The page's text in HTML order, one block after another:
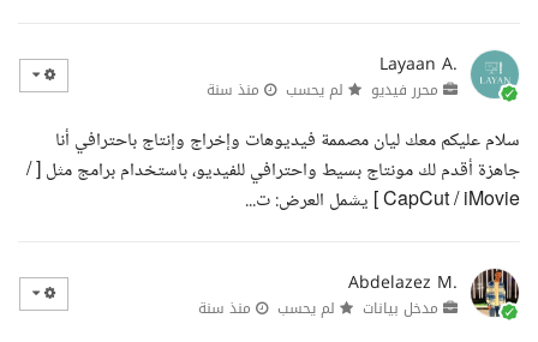
Layaan A.
محرر فيديو لم يحسب منذ سنة
سلام عليكم معك ليان مصممة فيديوهات وإخراج وإنتاج باحترافي أنا
جاهزة أقدم لك مونتاج بسيط واحترافي للفيديو، باستخدام برامج مثل [ /
CapCut / iMovie ] يشمل العرض: ت...
Abdelazez M.
مدخل بيانات لم يحسب منذ سنة